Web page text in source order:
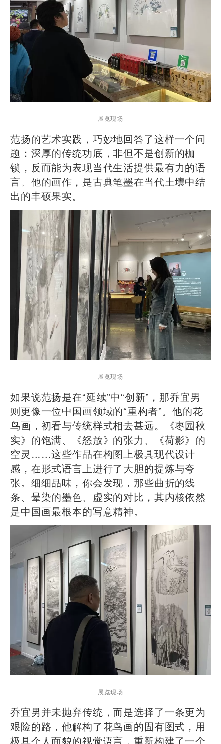
展览现场
范扬的艺术实践，巧妙地回答了这样一个问
题：深厚的传统功底，非但不是创新的枷
锁，反而能为表现当代生活提供最有力的语
言。他的画作，是古典笔墨在当代土壤中结
出的丰硕果实。
展览现场
如果说范扬是在“延续”中“创新”，那乔宜男
则更像一位中国画领域的“重构者”。他的花
鸟画，初看与传统样式相去甚远。《枣园秋
实》的饱满、《怒放》的张力、《荷影》的
空灵……这些作品在构图上极具现代设计
感，在形式语言上进行了大胆的提炼与夸
张。细细品味，你会发现，那些曲折的线
条、晕染的墨色、虚实的对比，其内核依然
是中国画最根本的写意精神。
展览现场
乔宜男并未抛弃传统，而是选择了一条更为
艰险的路，他解构了花鸟画的固有图式，用
极具个人面貌的视觉语言，重新构建了一个